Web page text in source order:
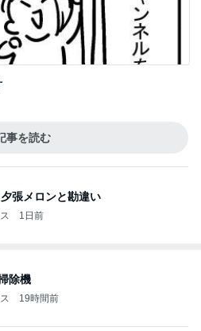
事を読む
張メロンと勘違い
1日前
除機
19時間前